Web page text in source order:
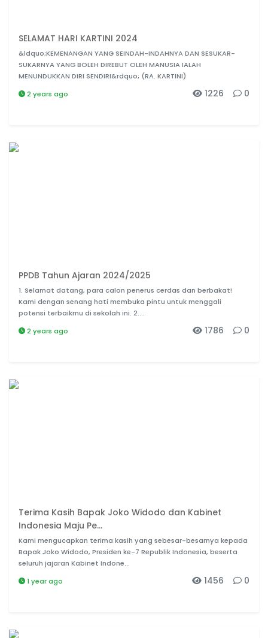
SELAMAT HARI KARTINI 2024
&ldquo;KEMENANGAN YANG SEINDAH-INDAHNYA DAN SESUKAR-
SUKARNYA YANG BOLEH DIREBUT OLEH MANUSIA IALAH
MENUNDUKKAN DIRI SENDIRI&rdquo; (RA. KARTINI)
2 years ago
0
1226
PPDB Tahun Ajaran 2024/2025
1. Selamat datang, para calon penerus cerdas dan berbakat!
Kami dengan senang hati membuka pintu untuk menggali
potensi terbaikmu di sekolah ini. 2....
2 years ago
0
1786
Terima Kasih Bapak Joko Widodo dan Kabinet
Indonesia Maju Pe...
Kami mengucapkan terima kasih yang sebesar-besarnya kepada
Bapak Joko Widodo, Presiden ke-7 Republik Indonesia, beserta
seluruh jajaran Kabinet Indone...
1 year ago
0
1456